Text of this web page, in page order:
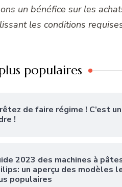
un bénéfice sur les
les conditions
populaires
de faire régime ! C’est un
!
2023 des machines à
un aperçu des modèles
populaires